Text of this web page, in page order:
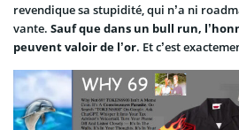
revendique sa stupidité, qui n’a ni
vante. Sauf que dans un bull run,
peuvent valoir de l’or. Et c’est